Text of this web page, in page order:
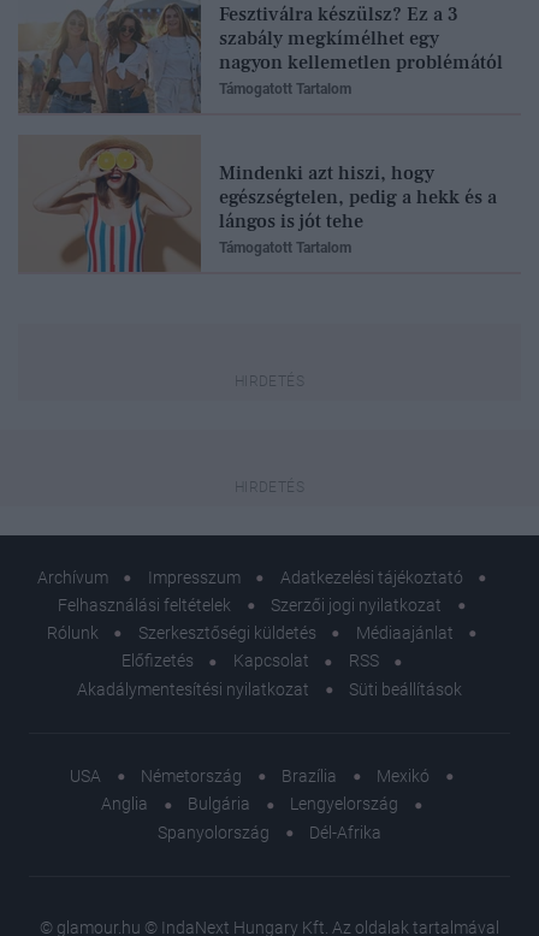
Fesztiválra készülsz? Ez a 3
szabály megkímélhet egy
nagyon kellemetlen problémától
Támogatott Tartalom
Mindenki azt hiszi, hogy
egészségtelen, pedig a hekk és a
lángos is jót tehe
Támogatott Tartalom
Archívum Impresszum
Adatkezelési tájékoztató
Felhasználási feltételek
Szerzői jogi nyilatkozat
Rólunk
Szerkesztőségi küldetés
Médiaajánlat
Előfizetés
Kapcsolat
RSS
Akadálymentesítési nyilatkozat
Süti beállítások
USA Németország Brazília
Mexikó
Anglia
Bulgária
Lengyelország
Spanyolország
Dél-Afrika
© glamour.hu © IndaNext Hungary Kft. Az oldalak tartalmával